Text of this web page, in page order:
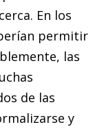
En los
permitir
las
de las
y